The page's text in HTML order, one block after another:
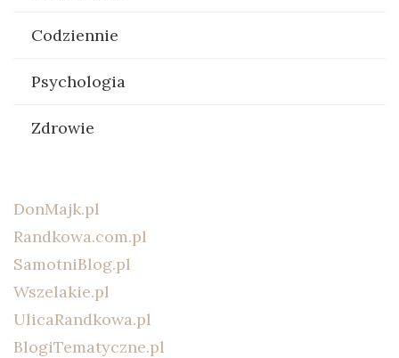
Codziennie
Psychologia
Zdrowie
DonMajk.pl
Randkowa.com.pl
SamotniBlog.pl
Wszelakie.pl
UlicaRandkowa.pl
BlogiTematyczne.pl